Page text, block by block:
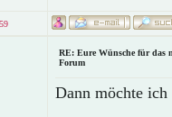
RE: Eure Wünsche für das
Forum
Dann möchte ich